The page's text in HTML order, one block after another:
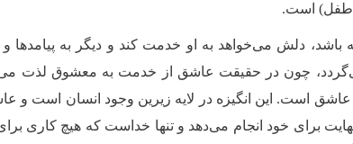
(طفل) است.
دلش می‌خواهد به او خدمت کند و دیگر به پیامدها و
چون در حقیقت عاشق از خدمت به معشوق لذت
است. این انگیزه در لایه زیرین وجود انسان است و
برای خود انجام می‌دهد و تنها خداست که هیچ کاری